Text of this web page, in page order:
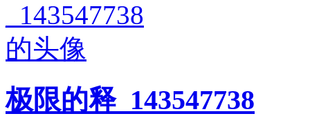
极限的释_143547738